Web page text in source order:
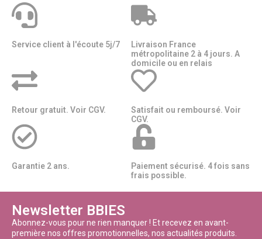
Service client à l'écoute 5j/7
Livraison France
métropolitaine 2 à 4 jours. A
domicile ou en relais​​
Retour gratuit. Voir CGV.
Satisfait ou remboursé. Voir
CGV.
Garantie 2 ans.
Paiement sécurisé. 4 fois sans
frais possible.
Newsletter BBIES
Abonnez-vous pour ne rien manquer ! Et recevez en avant-
première nos offres promotionnelles, nos actualités produits.